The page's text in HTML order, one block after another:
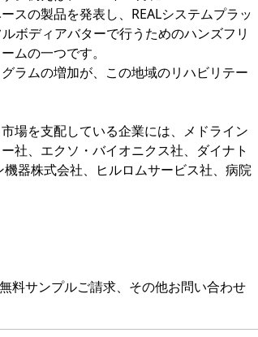
スの製品を発表し、REALシステムプラッ
ボディアバターで行うためのハンズフリ
ムの一つです。
ラムの増加が、この地域のリハビリテー
場を支配している企業には、メドライン
社、エクソ・バイオニクス社、ダイナト
器株式会社、ヒルロムサービス社、病院
料サンプルご請求、その他お問い合わせ